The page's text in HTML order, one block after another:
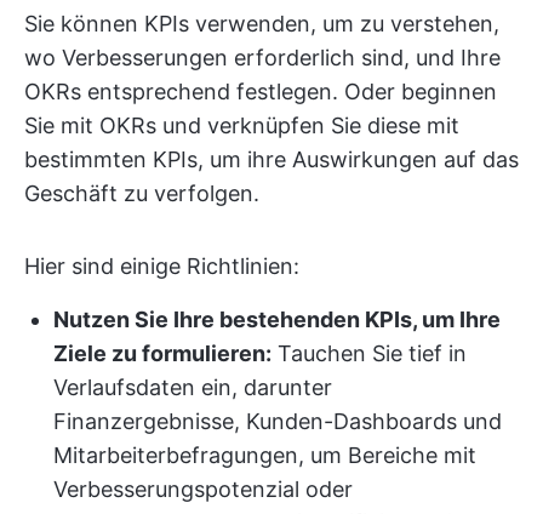
Sie können KPIs verwenden, um zu verstehen,
wo Verbesserungen erforderlich sind, und Ihre
OKRs entsprechend festlegen. Oder beginnen
Sie mit OKRs und verknüpfen Sie diese mit
bestimmten KPIs, um ihre Auswirkungen auf das
Geschäft zu verfolgen.
Hier sind einige Richtlinien:
Nutzen Sie Ihre bestehenden KPIs, um Ihre
Ziele zu formulieren: Tauchen Sie tief in
Verlaufsdaten ein, darunter
Finanzergebnisse, Kunden-Dashboards und
Mitarbeiterbefragungen, um Bereiche mit
Verbesserungspotenzial oder